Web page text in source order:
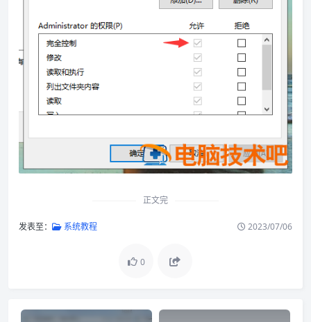
正文完
发表至： 系统教程 2023/07/06
0